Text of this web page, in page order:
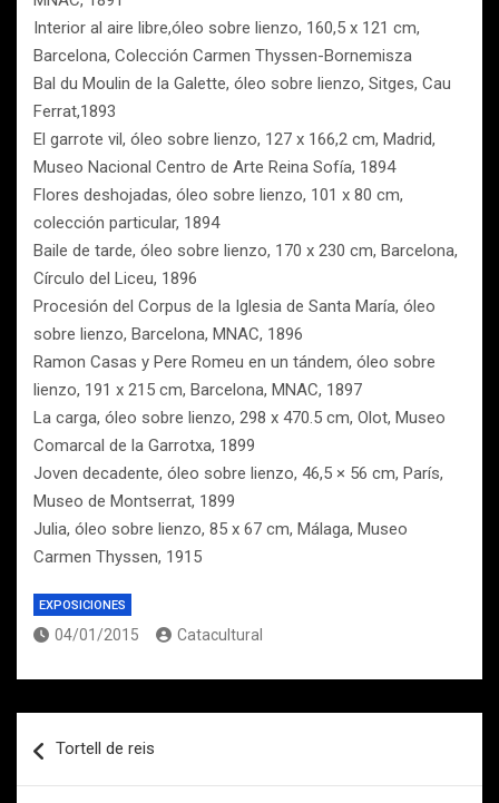
Interior al aire libre,óleo sobre lienzo, 160,5 x 121 cm,
Barcelona, Colección Carmen Thyssen-Bornemisza
Bal du Moulin de la Galette, óleo sobre lienzo, Sitges, Cau
Ferrat,1893
El garrote vil, óleo sobre lienzo, 127 x 166,2 cm, Madrid,
Museo Nacional Centro de Arte Reina Sofía, 1894
Flores deshojadas, óleo sobre lienzo, 101 x 80 cm,
colección particular, 1894
Baile de tarde, óleo sobre lienzo, 170 x 230 cm, Barcelona,
Círculo del Liceu, 1896
Procesión del Corpus de la Iglesia de Santa María, óleo
sobre lienzo, Barcelona, MNAC, 1896
Ramon Casas y Pere Romeu en un tándem, óleo sobre
lienzo, 191 x 215 cm, Barcelona, MNAC, 1897
La carga, óleo sobre lienzo, 298 x 470.5 cm, Olot, Museo
Comarcal de la Garrotxa, 1899
Joven decadente, óleo sobre lienzo, 46,5 × 56 cm, París,
Museo de Montserrat, 1899
Julia, óleo sobre lienzo, 85 x 67 cm, Málaga, Museo
Carmen Thyssen, 1915
EXPOSICIONES
04/01/2015 Catacultural
de
Tortell de reis